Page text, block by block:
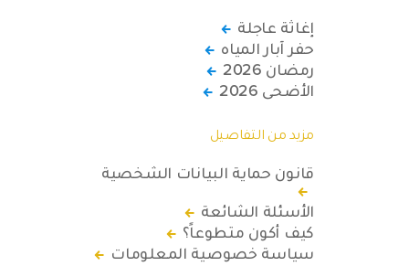
إغاثة عاجلة
حفر آبار المياه
رمضان 2026
الأضحى 2026
مزيد من التفاصيل
قانون حماية البيانات الشخصية
الأسئلة الشائعة
كيف أكون متطوعاً؟
سياسة خصوصية المعلومات